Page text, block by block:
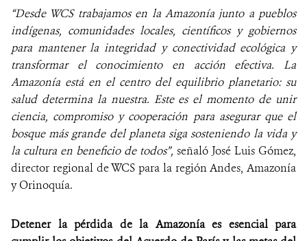
“Desde WCS trabajamos en la Amazonía junto a pueblos
indígenas, comunidades locales, científicos y gobiernos
para mantener la integridad y conectividad ecológica y
transformar el conocimiento en acción efectiva. La
Amazonía está en el centro del equilibrio planetario: su
salud determina la nuestra. Este es el momento de unir
ciencia, compromiso y cooperación para asegurar que el
bosque más grande del planeta siga sosteniendo la vida y
la cultura en beneficio de todos”, señaló José Luis Gómez,
director regional de WCS para la región Andes, Amazonía
y Orinoquía.
Detener la pérdida de la Amazonía es esencial para